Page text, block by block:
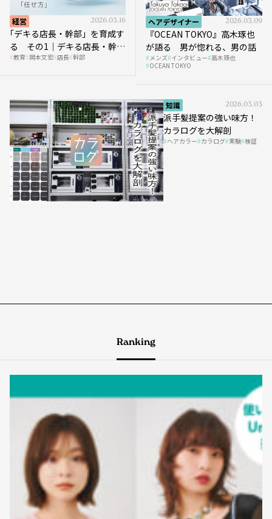
経営 2026.03.16
｢デキる店長・幹部」を育成す
る その1｜デキる店長・幹部
の「任せ方」
教育 岡本文宏 店長 幹部
ヘアデザイナー 2026.03.09
『OCEAN TOKYO』高木琢也
が語る 男が惚れる、男の話
メンズ インタビュー 高木琢也
OCEAN TOKYO
知識 2026.03.03
派手髪提案の強い味方！
カラログを大解剖
ヘアカラー カラログ 実験 検証
Ranking